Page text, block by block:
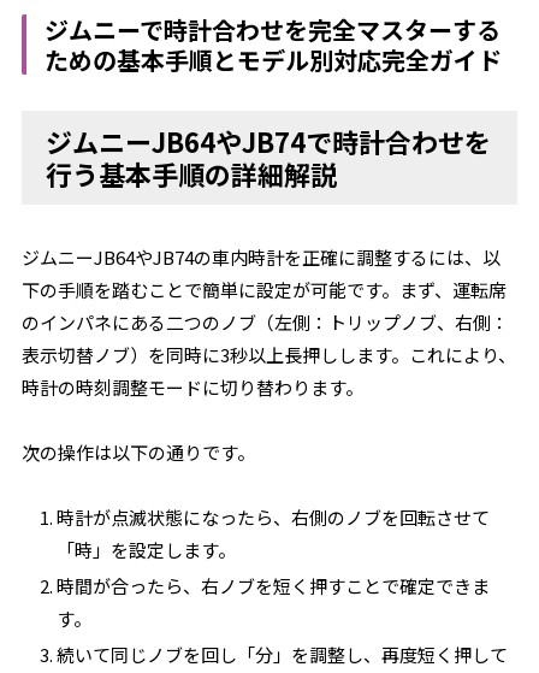
ジムニーで時計合わせを完全マスターする
ための基本手順とモデル別対応完全ガイド
ジムニーJB64やJB74で時計合わせを
行う基本手順の詳細解説
ジムニーJB64やJB74の車内時計を正確に調整するには、以
下の手順を踏むことで簡単に設定が可能です。まず、運転席
のインパネにある二つのノブ（左側：トリップノブ、右側：
表示切替ノブ）を同時に3秒以上長押しします。これにより、
時計の時刻調整モードに切り替わります。
次の操作は以下の通りです。
時計が点滅状態になったら、右側のノブを回転させて
「時」を設定します。
時間が合ったら、右ノブを短く押すことで確定できま
す。
続いて同じノブを回し「分」を調整し、再度短く押して